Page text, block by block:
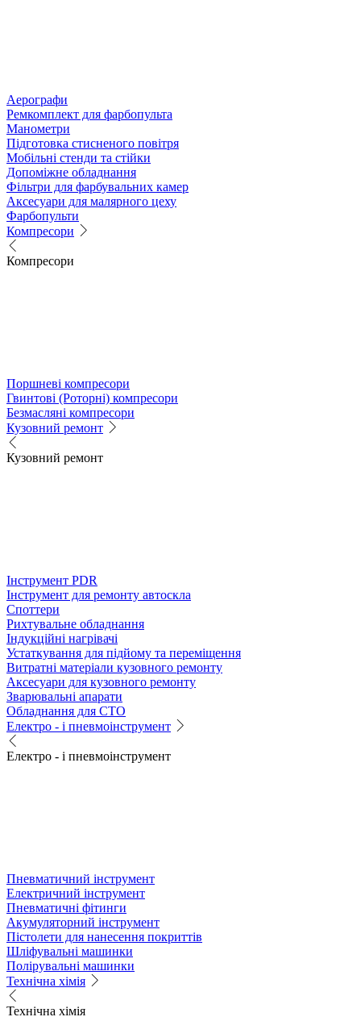
Аерографи
Ремкомплект для фарбопульта
Манометри
Підготовка стисненого повітря
Мобільні стенди та стійки
Допоміжне обладнання
Фільтри для фарбувальних камер
Аксесуари для малярного цеху
Фарбопульти
Компресори
Компресори
Поршневі компресори
Гвинтові (Роторні) компресори
Безмасляні компресори
Кузовний ремонт
Кузовний ремонт
Інструмент PDR
Інструмент для ремонту автоскла
Споттери
Рихтувальне обладнання
Індукційні нагрівачі
Устаткування для підйому та переміщення
Витратні матеріали кузовного ремонту
Аксесуари для кузовного ремонту
Зварювальні апарати
Обладнання для СТО
Електро - і пневмоінструмент
Електро - і пневмоінструмент
Пневматичний інструмент
Електричний інструмент
Пневматичні фітинги
Акумуляторний інструмент
Пістолети для нанесення покриттів
Шліфувальні машинки
Полірувальні машинки
Технічна хімія
Технічна хімія